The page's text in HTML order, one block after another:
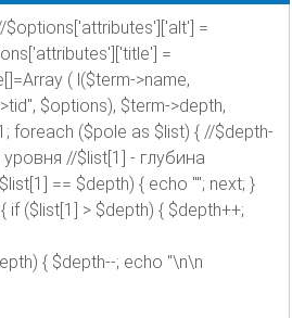
$options['attributes']['alt'] =
=
( l($term->name,
$options), $term->depth,
foreach ($pole as $list) { //$depth-
//$list[1] - глубина
== $depth) { echo ""; next; }
if ($list[1] > $depth) { $depth++;
{ $depth--; echo "\n\n